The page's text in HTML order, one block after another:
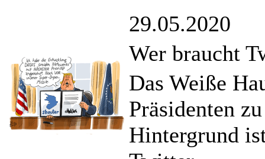
29.05.2020
Wer braucht
Das Weiße
Präsidenten
Hintergrund